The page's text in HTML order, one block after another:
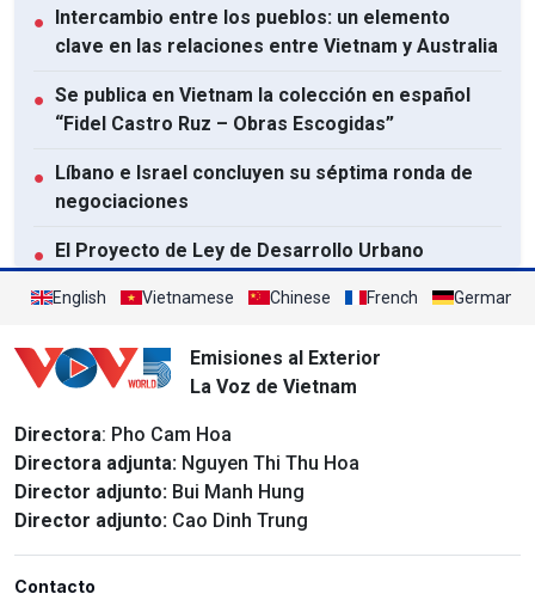
● Intercambio entre los pueblos: un elemento
clave en las relaciones entre Vietnam y Australia
● Se publica en Vietnam la colección en español
“Fidel Castro Ruz – Obras Escogidas”
● Líbano e Israel concluyen su séptima ronda de
negociaciones
● El Proyecto de Ley de Desarrollo Urbano
establece un régimen especial y excepcional
para Ciudad Ho Chi Minh
Ver todo
English Vietnamese Chinese French German
Emisiones al Exterior
La Voz de Vietnam
Directora: Pho Cam Hoa
Directora adjunta: Nguyen Thi Thu Hoa
Director adjunto: Bui Manh Hung
Director adjunto: Cao Dinh Trung
Contacto